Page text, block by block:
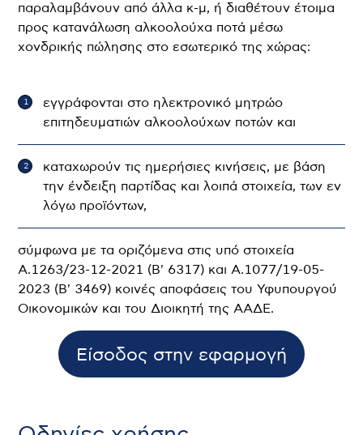
παραλαμβάνουν από άλλα κ-μ, ή διαθέτουν έτοιμα
προς κατανάλωση αλκοολούχα ποτά μέσω
χονδρικής πώλησης στο εσωτερικό της χώρας:
εγγράφονται στο ηλεκτρονικό μητρώο
επιτηδευματιών αλκοολούχων ποτών και
καταχωρούν τις ημερήσιες κινήσεις, με βάση
την ένδειξη παρτίδας και λοιπά στοιχεία, των εν
λόγω προϊόντων,
σύμφωνα με τα οριζόμενα στις υπό στοιχεία
Α.1263/23-12-2021 (Β' 6317) και A.1077/19-05-
2023 (Β' 3469) κοινές αποφάσεις του Υφυπουργού
Οικονομικών και του Διοικητή της ΑΑΔΕ.
Είσοδος στην εφαρμογή